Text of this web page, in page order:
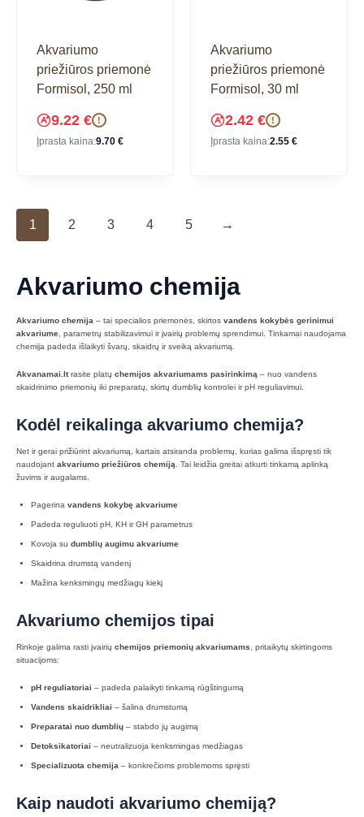
Akvariumo
priežiūros priemonė
Formisol, 250 ml
9.22 € !
Įprasta kaina:9.70 €
Akvariumo
priežiūros priemonė
Formisol, 30 ml
2.42 € !
Įprasta kaina:2.55 €
1 2 3 4 5 →
Akvariumo chemija
Akvariumo chemija – tai specialios priemonės, skirtos vandens kokybės gerinimui
akvariume, parametrų stabilizavimui ir įvairių problemų sprendimui. Tinkamai naudojama
chemija padeda išlaikyti švarų, skaidrų ir sveiką akvariumą.
Akvanamai.ltrasite platų chemijos akvariumams pasirinkimą – nuo vandens
skaidrinimo priemonių iki preparatų, skirtų dumblių kontrolei ir pH reguliavimui.
Kodėl reikalinga akvariumo chemija?
Net ir gerai prižiūrint akvariumą, kartais atsiranda problemų, kurias galima išspręsti tik
naudojant akvariumo priežiūros chemiją. Tai leidžia greitai atkurti tinkamą aplinką
žuvims ir augalams.
Pagerina vandens kokybę akvariume
Padeda reguliuoti pH, KH ir GH parametrus
Kovoja su dumblių augimu akvariume
Skaidrina drumstą vandenį
Mažina kenksmingų medžiagų kiekį
Akvariumo chemijos tipai
Rinkoje galima rasti įvairių chemijos priemonių akvariumams, pritaikytų skirtingoms
situacijoms:
pH reguliatoriai – padeda palaikyti tinkamą rūgštingumą
Vandens skaidrikliai – šalina drumstumą
Preparatai nuo dumblių – stabdo jų augimą
Detoksikatoriai – neutralizuoja kenksmingas medžiagas
Specializuota chemija – konkrečioms problemoms spręsti
Kaip naudoti akvariumo chemiją?